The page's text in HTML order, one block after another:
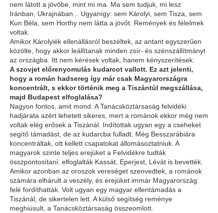
nem látott a jövőbe, mint mi ma. Ma sem tudjuk, mi lesz
Iránban, Ukrajnában... Ugyanígy: sem Károlyi, sem Tisza, sem
Kun Béla, sem Horthy nem látta a jövőt. Remények és félelmek
voltak.
Amikor Károlyiék ellenállásról beszéltek, az antant egyszerűen
közölte, hogy akkor leállítanak minden zsír- és szénszállítmányt
az országba. Itt nem kérések voltak, hanem kényszerítések.
A szovjet előrenyomulás kudarcot vallott. Ez azt jelenti,
hogy a román hadsereg így már csak Magyarországra
koncentrált, s ekkor történik meg a Tiszántúl megszállása,
majd Budapest elfoglalása?
Nagyon fontos, amit mond. A Tanácsköztársaság felvidéki
hadjárata azért lehetett sikeres, mert a románok ekkor még nem
voltak elég erősek a Tiszánál. Indítottak ugyan egy a cseheket
segítő támadást, de az kudarcba fulladt. Még Besszarábiára
koncentráltak, ott kellett csapatokat állomásoztatniuk. A
magyarok szinte teljes erejüket a Felvidékre tudták
összpontosítani: elfoglalták Kassát, Eperjest, Lévát is bevették.
Amikor azonban az oroszok vereséget szenvedtek, a románok
számára elhárult a veszély, és erejüket immár Magyarország
felé fordíthatták. Volt ugyan egy magyar ellentámadás a
Tiszánál, de sikertelen lett. A külső segítség reménye
meghiúsult, a Tanácsköztársaság összeomlott.